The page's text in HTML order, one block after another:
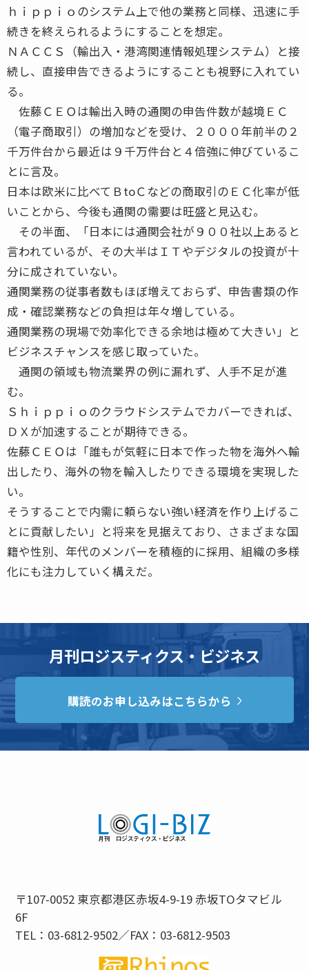
ｈｉｐｐｉｏのシステム上で他の業務と同様、迅速に手
続きを終えられるようにすることを想定。
ＮＡＣＣＳ（輸出入・港湾関連情報処理システム）と接
続し、直接申告できるようにすることも視野に入れてい
る。
佐藤ＣＥＯは輸出入時の通関の申告件数が越境ＥＣ
（電子商取引）の増加などを受け、２０００年前半の２
千万件台から最近は９千万件台と４倍強に伸びているこ
とに言及。
日本は欧米に比べてＢtoＣなどの商取引のＥＣ化率が低
いことから、今後も通関の需要は旺盛と見込む。
その半面、「日本には通関会社が９００社以上あると
言われているが、その大半はＩＴやデジタルの投資が十
分に成されていない。
通関業務の従事者数もほぼ増えておらず、申告書類の作
成・確認業務などの負担は年々増している。
通関業務の現場で効率化できる余地は極めて大きい」と
ビジネスチャンスを感じ取っていた。
通関の領域も物流業界の例に漏れず、人手不足が進
む。
Ｓｈｉｐｐｉｏのクラウドシステムでカバーできれば、
ＤＸが加速することが期待できる。
佐藤ＣＥＯは「誰もが気軽に日本で作った物を海外へ輸
出したり、海外の物を輸入したりできる環境を実現した
い。
そうすることで内需に頼らない強い経済を作り上げるこ
とに貢献したい」と将来を見据えており、さまざまな国
籍や性別、年代のメンバーを積極的に採用、組織の多様
化にも注力していく構えだ。
月刊ロジスティクス・ビジネス
購読のお申し込みはこちらから
〒107-0052 東京都港区赤坂4-9-19 赤坂TOタマビル
6F
TEL：03-6812-9502／FAX：03-6812-9503